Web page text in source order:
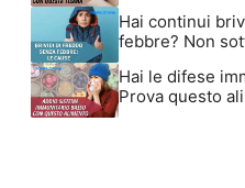
Hai continui
febbre? Non
Hai le difese
Prova questo